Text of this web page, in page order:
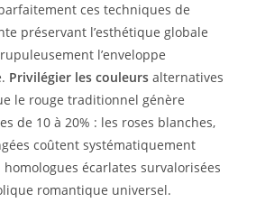
ces techniques de
préservant l’esthétique globale
l’enveloppe
Privilégier les couleurs alternatives
le rouge traditionnel génère
de 10 à 20% : les roses blanches,
coûtent systématiquement
écarlates survalorisées
romantique universel.